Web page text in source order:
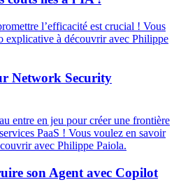
l’efficacité est crucial ! Vous
explicative à découvrir avec Philippe
Network Security
entre en jeu pour créer une frontière
PaaS ! Vous voulez en savoir
avec Philippe Paiola.
son Agent avec Copilot